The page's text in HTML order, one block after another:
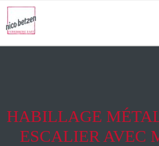
HABILLAGE
ESCALIER AVEC